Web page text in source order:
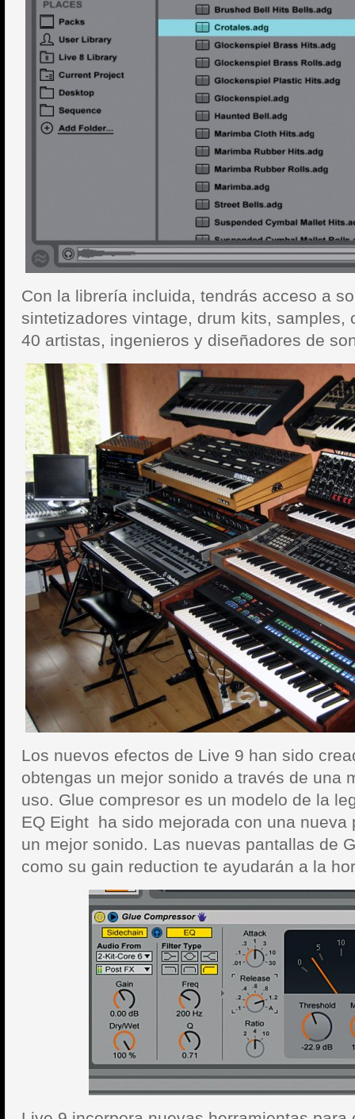
Con la librería incluida, tendrás acceso a
sintetizadores vintage, drum kits, samples,
40 artistas, ingenieros y diseñadores de
Los nuevos efectos de Live 9 han sido
obtengas un mejor sonido a través de una
uso. Glue compresor es un modelo de la
EQ Eight ha sido mejorada con una nueva
un mejor sonido. Las nuevas pantallas de
como su gain reduction te ayudarán a la